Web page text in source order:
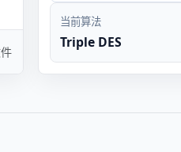
当前算法
Triple DES